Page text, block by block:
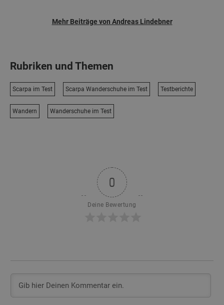
Mehr Beiträge von Andreas Lindebner
Rubriken und Themen
Scarpa im Test Scarpa Wanderschuhe im Test Testberichte
Wandern Wanderschuhe im Test
0
Deine Bewertung